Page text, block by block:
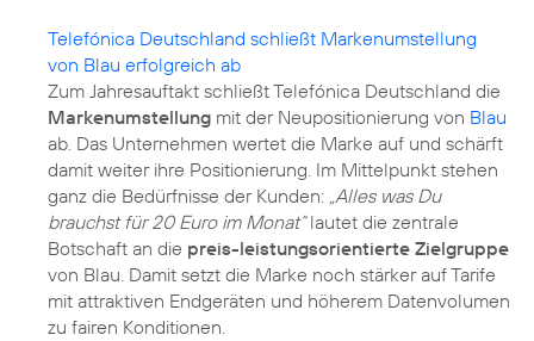
Telefónica Deutschland schließt Markenumstellung
von Blau erfolgreich ab
Zum Jahresauftakt schließt Telefónica Deutschland die
Markenumstellung mit der Neupositionierung von Blau
ab. Das Unternehmen wertet die Marke auf und schärft
damit weiter ihre Positionierung. Im Mittelpunkt stehen
ganz die Bedürfnisse der Kunden: „Alles was Du
brauchst für 20 Euro im Monat“lautet die zentrale
Botschaft an die preis-leistungsorientierte Zielgruppe
von Blau. Damit setzt die Marke noch stärker auf Tarife
mit attraktiven Endgeräten und höherem Datenvolumen
zu fairen Konditionen.